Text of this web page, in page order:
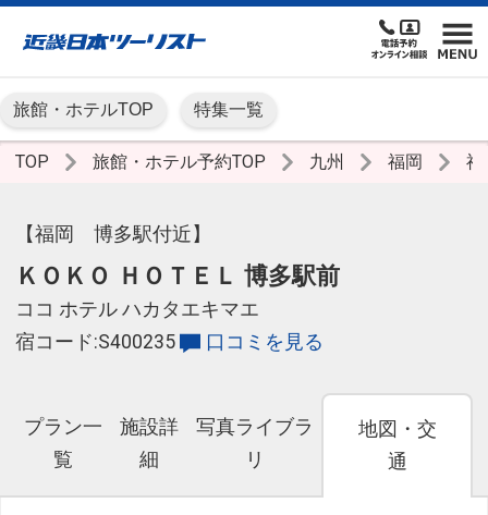
旅館・ホテルTOP 特集一覧
TOP 旅館・ホテル予約TOP 九州 福岡
【福岡 博多駅付近】
ＫＯＫＯ ＨＯＴＥＬ 博多駅前
ココ ホテル ハカタエキマエ
宿コード:S400235
口コミを見る
プラン一
覧
施設詳
細
写真ライブラ
リ
地図・交
通